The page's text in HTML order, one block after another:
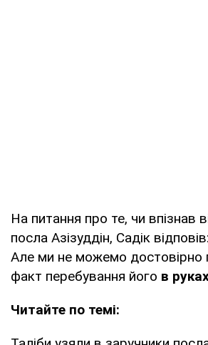
На питання про те, чи впізнав
посла Азізуддін, Садік
Але ми не можемо достовірно
факт перебування його в
Читайте по темі: